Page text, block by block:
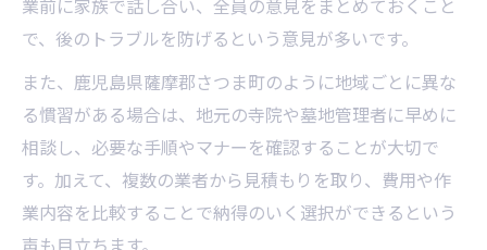
業前に家族で話し合い、全員の意見をまとめておくこと
で、後のトラブルを防げるという意見が多いです。
また、鹿児島県薩摩郡さつま町のように地域ごとに異な
る慣習がある場合は、地元の寺院や墓地管理者に早めに
相談し、必要な手順やマナーを確認することが大切で
す。加えて、複数の業者から見積もりを取り、費用や作
業内容を比較することで納得のいく選択ができるという
声も目立ちます。